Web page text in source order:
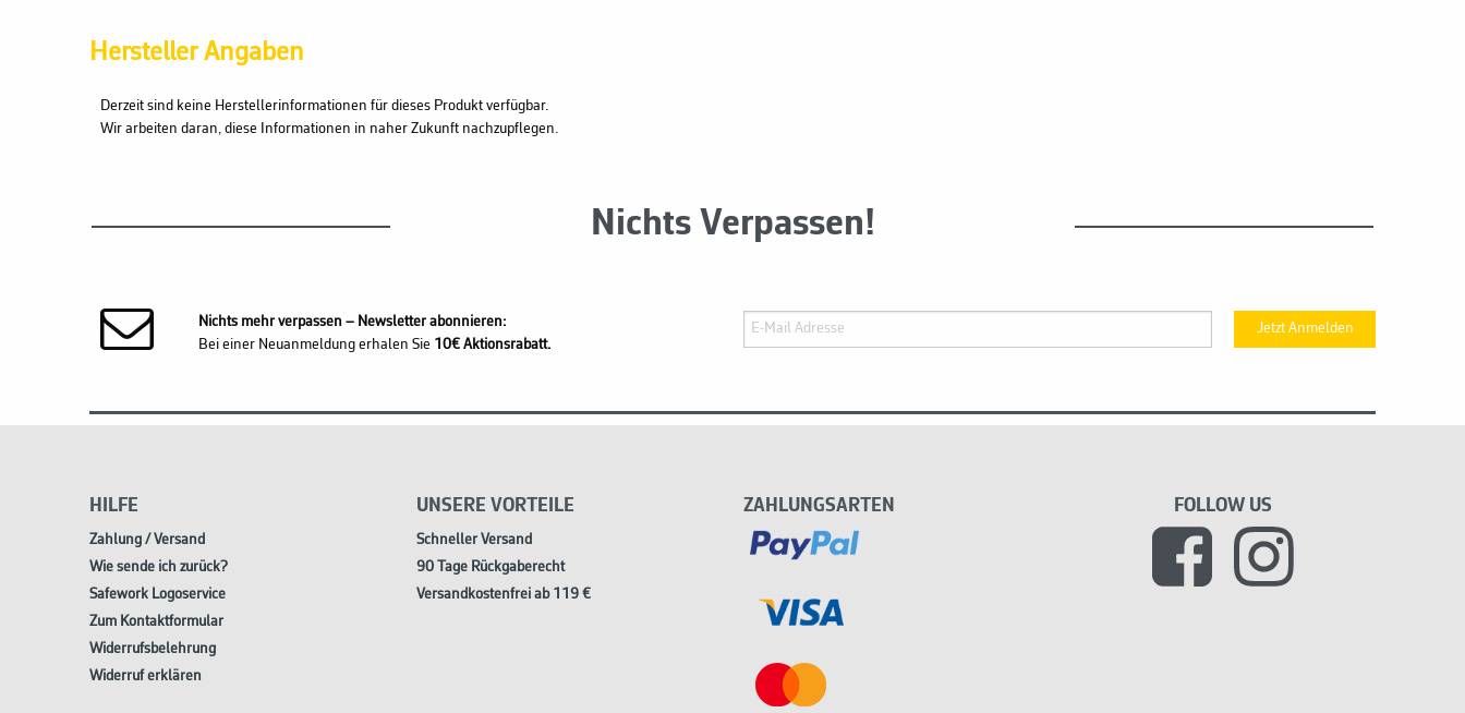
Hersteller Angaben
Derzeit sind keine Herstellerinformationen für dieses Produkt verfügbar.
Wir arbeiten daran, diese Informationen in naher Zukunft nachzupflegen.
Nichts Verpassen!
Nichts mehr verpassen – Newsletter abonnieren:
Bei einer Neuanmeldung erhalen Sie 10€ Aktionsrabatt.
Jetzt Anmelden
HILFE
Zahlung / Versand
Wie sende ich zurück?
Safework Logoservice
Zum Kontaktformular
Widerrufsbelehrung
Widerruf erklären
UNSERE VORTEILE
Schneller Versand
90 Tage Rückgaberecht
Versandkostenfrei ab 119 €
FOLLOW US
ZAHLUNGSARTEN